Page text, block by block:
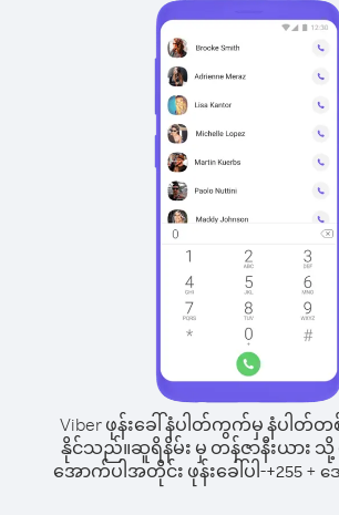
Viber ဖုန်းခေါ်နံပါတ်ကွက်မှ နံပါတ်တ
နိုင်သည်။ဆူရိနိမ်း မှ တန်ဇာနီးယား သို့
အောက်ပါအတိုင်း ဖုန်းခေါ်ပါ-+255 + ဒ